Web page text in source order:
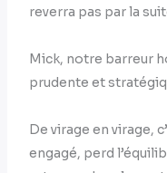
reverra pas par la
Mick, notre barreur
prudente et
De virage en virage,
engagé, perd